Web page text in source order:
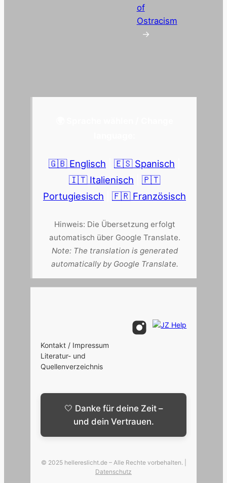
of
Ostracism
→
🇬🇧 Englisch 🇪🇸 Spanisch
🇮🇹 Italienisch
🇵🇹
Portugiesisch
🇫🇷 Französisch
Hinweis: Die Übersetzung erfolgt
automatisch über Google Translate.
Note: The translation is generated
automatically by Google Translate.
Kontakt / Impressum
Literatur- und
Quellenverzeichnis
🤍 Danke für deine Zeit –
und dein Vertrauen.
© 2025 hellereslicht.de – Alle Rechte vorbehalten. |
Datenschutz